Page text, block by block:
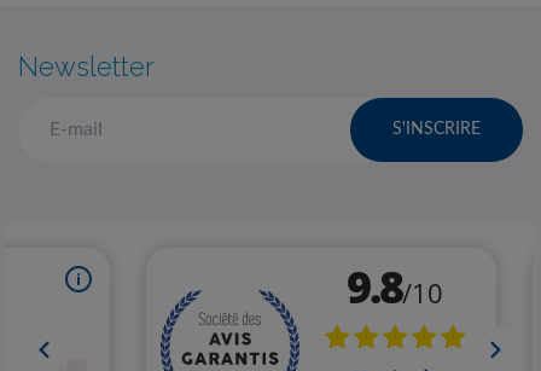
Newsletter
S'INSCRIRE